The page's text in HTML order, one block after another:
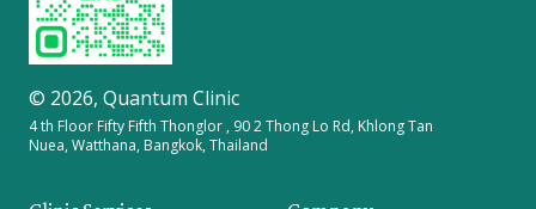
© 2026, Quantum Clinic
4 th Floor Fifty Fifth Thonglor , 90 2 Thong Lo Rd, Khlong Tan
Nuea, Watthana, Bangkok, Thailand